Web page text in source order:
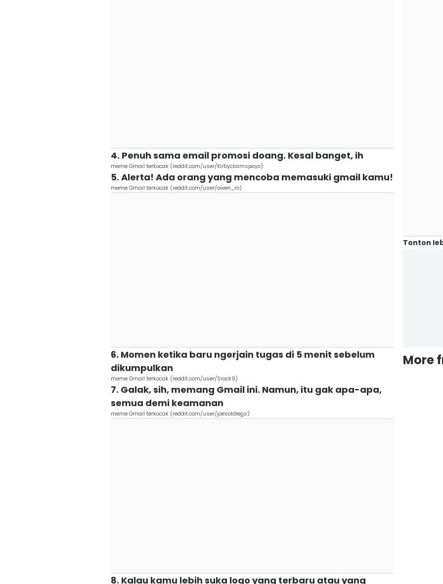
4. Penuh sama email promosi doang. Kesal banget, ih
meme Gmail terkocak (reddit.com/user/Kirbyclaimspoyo)
5. Alerta! Ada orang yang mencoba memasuki gmail kamu!
meme Gmail terkocak (reddit.com/user/owen_ro)
6. Momen ketika baru ngerjain tugas di 5 menit sebelum
dikumpulkan
meme Gmail terkocak (reddit.com/user/Srock9)
7. Galak, sih, memang Gmail ini. Namun, itu gak apa-apa,
semua demi keamanan
meme Gmail terkocak (reddit.com/user/joesoldlegs)
8. Kalau kamu lebih suka logo yang terbaru atau yang
Tonton
More